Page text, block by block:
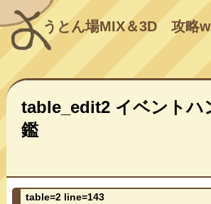
うとん場MIX＆3D攻略
table_edit2 イベントハ
鑑
table=2 line=143